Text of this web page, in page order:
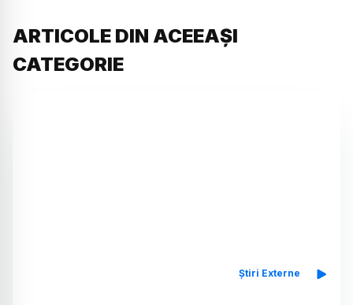
ARTICOLE DIN ACEEAȘI
CATEGORIE
Știri Externe